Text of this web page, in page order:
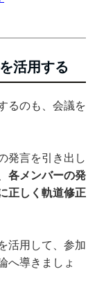
活用する
るのも、会議を
発言を引き出し
各メンバーの発
正しく軌道修正
活用して、参加
へ導きましょ